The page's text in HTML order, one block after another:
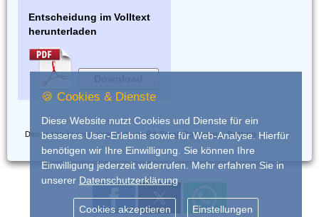
Entscheidung im Volltext
herunterladen
Dieses Urteil wurde eingestellt vonRA Frank Dohrmann, Bottrop
🍪 Cookies & Dienste
Diese Website nutzt Cookies und Dienste für ein
besseres User-Erlebnis sowie für Web-Analyse. Hierfür
benötigen wir Ihre Einwilligung. Sie können Ihre
Einwilligung jederzeit widerrufen. Mehr erfahren Sie in
unserer Datenschutzerklärung
Cookies akzeptieren Einstellungen